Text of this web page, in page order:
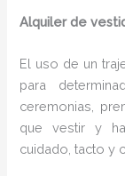
Alquiler de
El uso de un
para
ceremonias,
que vestir y
cuidado, tacto y